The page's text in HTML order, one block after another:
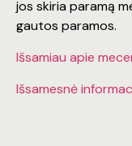
jos skiria paramą
gautos paramos.
Išsamiau apie
Išsamesnė